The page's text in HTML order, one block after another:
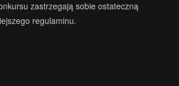
zastrzegają sobie ostateczną
regulaminu.